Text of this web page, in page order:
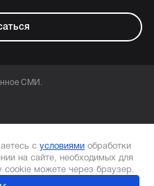
СМИ.
с условиями обработки
на сайте, необходимых для
cookie можете через браузер.